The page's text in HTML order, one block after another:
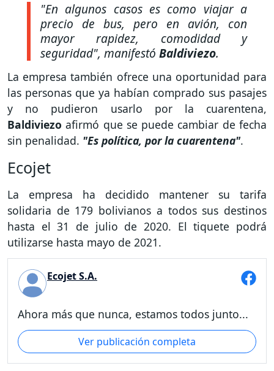
"En algunos casos es como viajar a
precio de bus, pero en avión, con
mayor rapidez, comodidad y
seguridad", manifestó Baldiviezo.
La empresa también ofrece una oportunidad para
las personas que ya habían comprado sus pasajes
y no pudieron usarlo por la cuarentena,
Baldiviezoafirmó que se puede cambiar de fecha
sin penalidad. "Es política, por la cuarentena".
Ecojet
La empresa ha decidido mantener su tarifa
solidaria de 179 bolivianos a todos sus destinos
hasta el 31 de julio de 2020. El tiquete podrá
utilizarse hasta mayo de 2021.
Ecojet S.A.
Ahora más que nunca, estamos todos junto...
Ver publicación completa